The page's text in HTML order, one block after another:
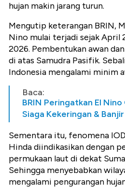
hujan makin jarang turun.
Mengutip keterangan BRIN,
Nino mulai terjadi sejak April
2026. Pembentukan awan
di atas Samudra Pasifik.
Indonesia mengalami minim
Baca:
BRIN Peringatkan El
Siaga Kekeringan & Banjir
Sementara itu, fenomena
Hinda diindikasikan dengan
permukaan laut di dekat
Sehingga menyebabkan
mengalami pengurangan